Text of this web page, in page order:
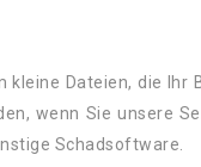
Dateien, die
wenn Sie unsere
Schadsoftware.